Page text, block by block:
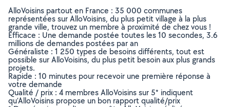
AlloVoisins partout en France : 35 000 communes
représentées sur AlloVoisins, du plus petit village à la plus
grande ville, trouvez un membre à proximité de chez vous !
Efficace : Une demande postée toutes les 10 secondes, 3.6
millions de demandes postées par an
Généraliste : 1 250 types de besoins différents, tout est
possible sur AlloVoisins, du plus petit besoin aux plus grands
projets.
Rapide : 10 minutes pour recevoir une première réponse à
votre demande
Qualité / prix : 4 membres AlloVoisins sur 5* indiquent
qu’AlloVoisins propose un bon rapport qualité/prix